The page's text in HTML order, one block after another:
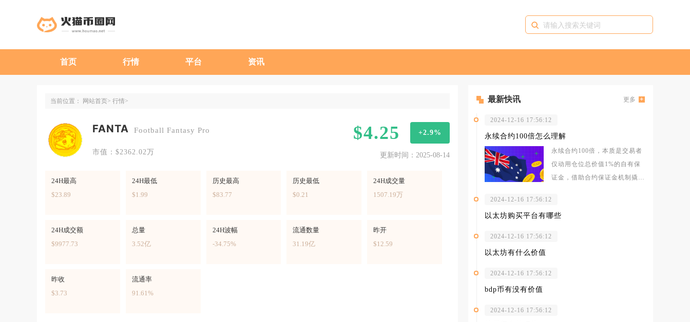
首页 行情 平台 资讯
当前位置： 网站首页 行情
FANTA Football Fantasy Pro
市值：$2362.02万
$4.25 +2.9%
更新时间：2025-08-14
24H最高
$23.89
24H最低
$1.99
历史最高
$83.77
历史最低
$0.21
24H成交量
1507.19万
24H成交额
$9977.73
总量
3.52亿
24H波幅
-34.75%
流通数量
31.19亿
昨开
$12.59
昨收
$3.73
流通率
91.61%
最新快讯 更多
2024-12-16 17:56:12
永续合约100倍怎么理解
永续合约100倍，本质是交易者
仅动用仓位总价值1%的自有保
证金，借助合约保证金机制撬动
2024-12-16 17:56:12
以太坊购买平台有哪些
2024-12-16 17:56:12
以太坊有什么价值
2024-12-16 17:56:12
bdp币有没有价值
2024-12-16 17:56:12